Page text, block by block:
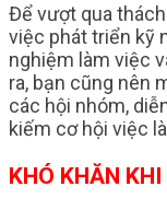
Để vượt qua
việc phát triển kỹ
nghiệm làm việc
ra, bạn cũng nên
các hội nhóm,
kiếm cơ hội việc
KHÓ KHĂN